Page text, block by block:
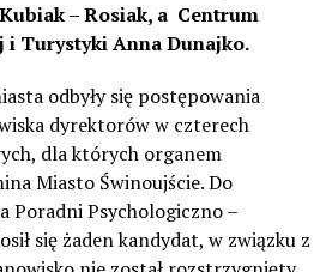
– Rosiak, a Centrum
i Turystyki Anna Dunajko.
odbyły się postępowania
dyrektorów w czterech
dla których organem
Miasto Świnoujście. Do
Poradni Psychologiczno –
się żaden kandydat, w związku z